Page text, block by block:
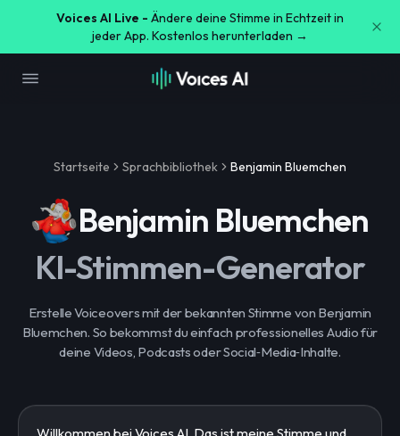
Voices AI Live - Ändere deine Stimme in Echtzeit in
jeder App. Kostenlos herunterladen →
Startseite Sprachbibliothek Benjamin Bluemchen
Benjamin Bluemchen
KI-Stimmen-Generator
Erstelle Voiceovers mit der bekannten Stimme von Benjamin
Bluemchen. So bekommst du einfach professionelles Audio für
deine Videos, Podcasts oder Social‑Media‑Inhalte.